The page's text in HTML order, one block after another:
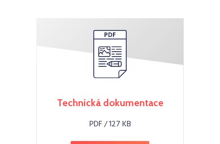
Technická dokumentace
PDF / 127 KB